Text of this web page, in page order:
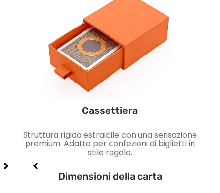
Cassettiera
Struttura rigida estraibile con una sensazione
premium. Adatto per confezioni di biglietti in
stile regalo.
Dimensioni della carta